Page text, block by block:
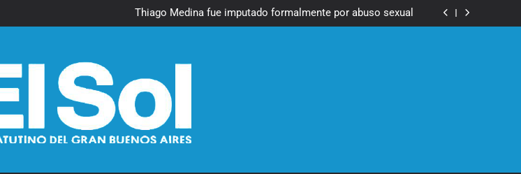
Thiago Medina fue imputado formalmente por abuso sexual
La CGT y las dos CTA profundizan su plan de lucha con nuevas marchas
La CGT y las dos CTA profundizan su plan de lucha con nuevas marchas